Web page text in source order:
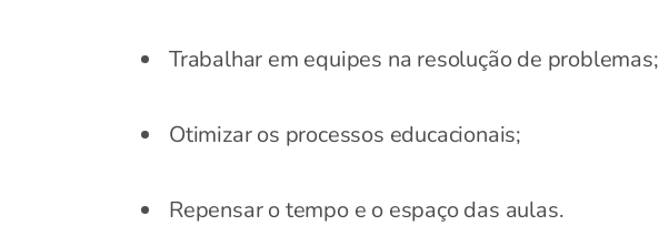
Trabalhar em equipes na resolução de problemas;
Otimizar os processos educacionais;
Repensar o tempo e o espaço das aulas.